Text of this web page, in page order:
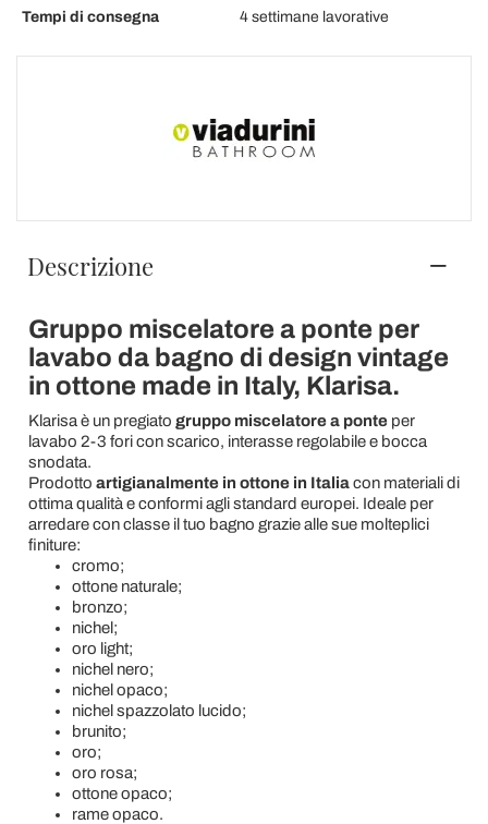
Tempi di consegna
4 settimane lavorative
Descrizione
Gruppo miscelatore a ponte per
lavabo da bagno di design vintage
in ottone made in Italy, Klarisa.
Klarisa è un pregiato gruppo miscelatore a ponte per
lavabo 2-3 fori con scarico, interasse regolabile e bocca
snodata.
Prodotto artigianalmente in ottone in Italiacon materiali di
ottima qualità e conformi agli standard europei. Ideale per
arredare con classe il tuo bagno grazie alle sue molteplici
finiture:
cromo;
ottone naturale;
bronzo;
nichel;
oro light;
nichel nero;
nichel opaco;
nichel spazzolato lucido;
brunito;
oro;
oro rosa;
ottone opaco;
rame opaco.